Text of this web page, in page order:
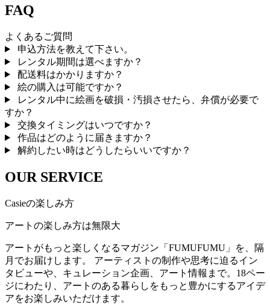
FAQ
よくあるご質問
申込方法を教えて下さい。
レンタル期間は選べますか？
配送料はかかりますか？
絵の購入は可能ですか？
レンタル中に絵画を破損・汚損させたら、弁償が必要で
すか？
交換タイミングはいつですか？
作品はどのように届きますか？
解約したい時はどうしたらいいですか？
OUR SERVICE
Casieの楽しみ方
アートの楽しみ方は無限大
アートがもっと楽しくなるマガジン「FUMUFUMU」を、隔
月でお届けします。 アーティストの制作や思考に迫るイン
タビューや、キュレーション企画、アート情報まで。18ペー
ジにわたり、アートのある暮らしをもっと豊かにするアイデ
アをお楽しみいただけます。